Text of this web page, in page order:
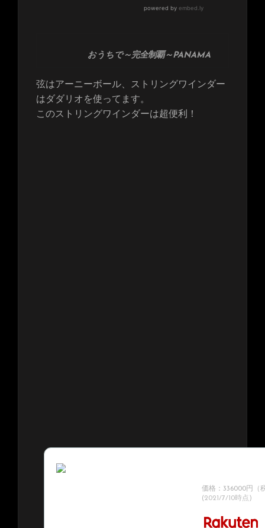
おうちで～完全制覇～PANAMA
弦はアーニーボール、ストリングワインダー
はダダリオを使ってます。
このストリングワインダーは超便利！
価格：336000円（
(2021/7/10時点)